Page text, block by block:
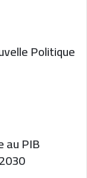
Politique
au PIB